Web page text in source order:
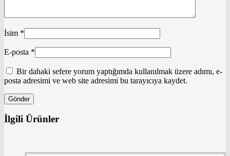
İsim *
E-posta *
Bir dahaki sefere yorum yaptığımda kullanılmak üzere adımı, e-
posta adresimi ve web site adresimi bu tarayıcıya kaydet.
İlgili Ürünler